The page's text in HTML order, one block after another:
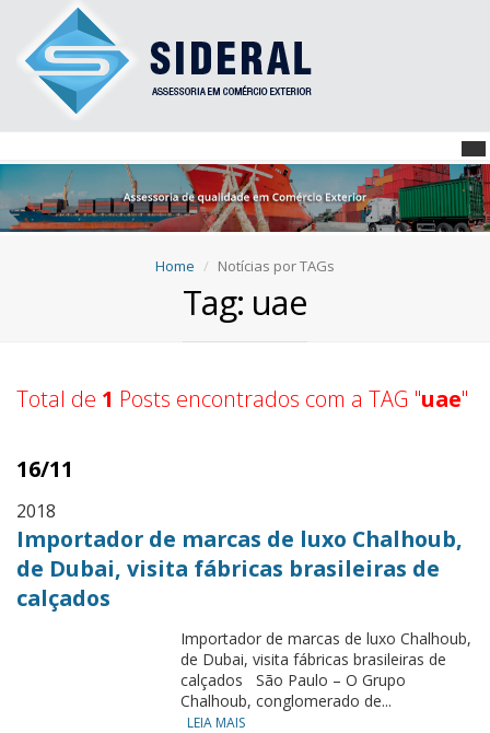
Home Notícias por TAGs
Tag: uae
Total de 1 Posts encontrados com a TAG "uae"
16/11
2018
Importador de marcas de luxo Chalhoub,
de Dubai, visita fábricas brasileiras de
calçados
Importador de marcas de luxo Chalhoub,
de Dubai, visita fábricas brasileiras de
calçados São Paulo – O Grupo
Chalhoub, conglomerado de...
LEIA MAIS